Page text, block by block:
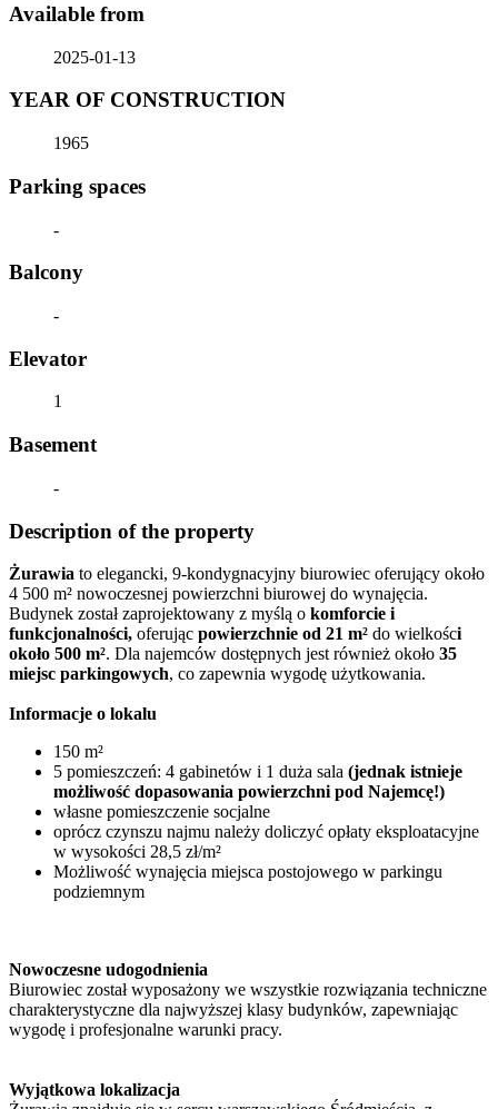
Available from
2025-01-13
YEAR OF CONSTRUCTION
1965
Parking spaces
-
Balcony
-
Elevator
1
Basement
-
Description of the property
Żurawia to elegancki, 9-kondygnacyjny biurowiec oferujący około
4 500 m² nowoczesnej powierzchni biurowej do wynajęcia.
Budynek został zaprojektowany z myślą o komforcie i
funkcjonalności, oferując powierzchnie od 21 m² do wielkości
około 500 m². Dla najemców dostępnych jest również około 35
miejsc parkingowych, co zapewnia wygodę użytkowania.
Informacje o lokalu
150 m²
5 pomieszczeń: 4 gabinetów i 1 duża sala (jednak istnieje
możliwość dopasowania powierzchni pod Najemcę!)
własne pomieszczenie socjalne
oprócz czynszu najmu należy doliczyć opłaty eksploatacyjne
w wysokości 28,5 zł/m²
Możliwość wynajęcia miejsca postojowego w parkingu
podziemnym
Nowoczesne udogodnienia
Biurowiec został wyposażony we wszystkie rozwiązania techniczne
charakterystyczne dla najwyższej klasy budynków, zapewniając
wygodę i profesjonalne warunki pracy.
Wyjątkowa lokalizacja